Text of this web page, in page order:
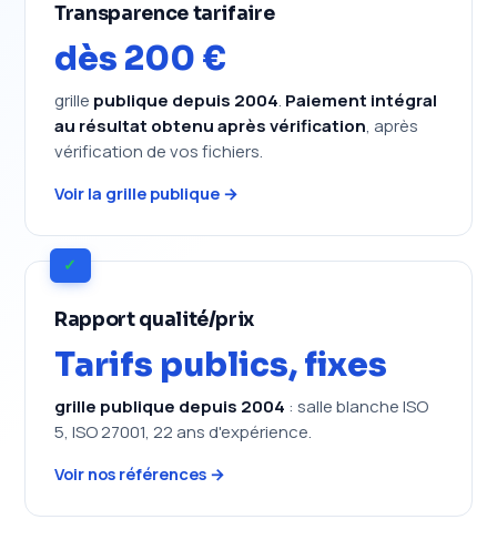
Transparence tarifaire
dès 200 €
grille publique depuis 2004. Paiement intégral
au résultat obtenu après vérification, après
vérification de vos fichiers.
Voir la grille publique →
✓
Rapport qualité/prix
Tarifs publics, fixes
grille publique depuis 2004 : salle blanche ISO
5, ISO 27001, 22 ans d'expérience.
Voir nos références →